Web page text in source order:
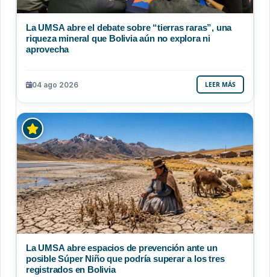
La UMSA abre el debate sobre “tierras raras”, una
riqueza mineral que Bolivia aún no explora ni
aprovecha
04 ago 2026 LEER MÁS
La UMSA abre espacios de prevención ante un
posible Súper Niño que podría superar a los tres
registrados en Bolivia